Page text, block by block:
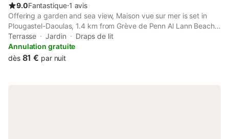
9.0Fantastique⋅1 avis
Offering a garden and sea view, Maison vue sur mer is set in
Plougastel-Daoulas, 1.4 km from Grève de Penn Al Lann Beach
and 17 km from Brest Naval Museum. This property offers
access to a terrace and free private parking.
Terrasse Jardin
Draps de lit
Annulation gratuite
dès 81 € par nuit